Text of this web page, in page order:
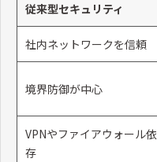
従来型セキュリティ
社内ネットワークを信頼
境界防御が中心
VPNやファイアウォール依
存